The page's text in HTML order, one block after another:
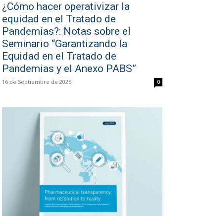
¿Cómo hacer operativizar la
equidad en el Tratado de
Pandemias?: Notas sobre el
Seminario “Garantizando la
Equidad en el Tratado de
Pandemias y el Anexo PABS”
16 de Septiembre de 2025 0